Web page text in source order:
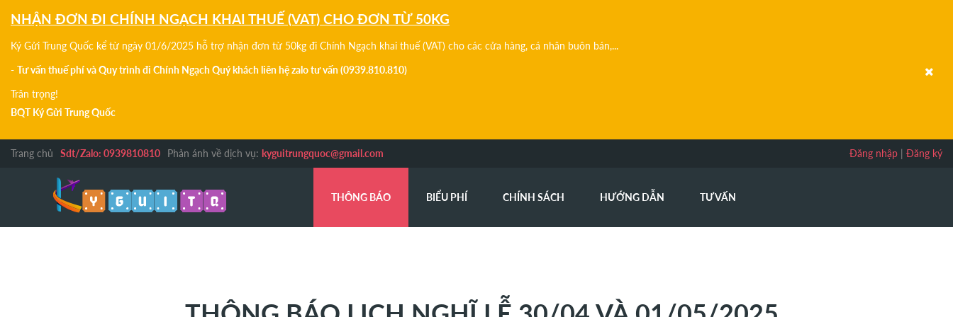
NHẬN ĐƠN ĐI CHÍNH NGẠCH KHAI THUẾ (VAT) CHO ĐƠN TỪ 50KG
Ký Gửi Trung Quốc kể từ ngày 01/6/2025 hỗ trợ nhận đơn từ 50kg đi Chính Ngạch khai thuế (VAT) cho các cửa hàng, cá nhân buôn bán,...
- Tư vấn thuế phí và Quy trình đi Chính Ngạch Quý khách liên hệ zalo tư vấn (0939.810.810)
Trân trọng!
BQT Ký Gửi Trung Quốc
Trang chủ Sdt/Zalo: 0939810810 Phản ánh về dịch vụ: kyguitrungquoc@gmail.com Đăng nhập | Đăng ký
THÔNG BÁO BIỂU PHÍ CHÍNH SÁCH HƯỚNG DẪN TƯ VẤN